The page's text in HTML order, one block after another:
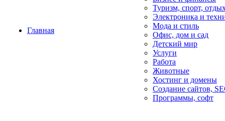
Главная
Туризм, спорт,
Электроника и
Мода и стиль
Офис, дом и cад
Детский мир
Услуги
Работа
Животные
Хостинг и домены
Создание сайтов,
Программы, софт